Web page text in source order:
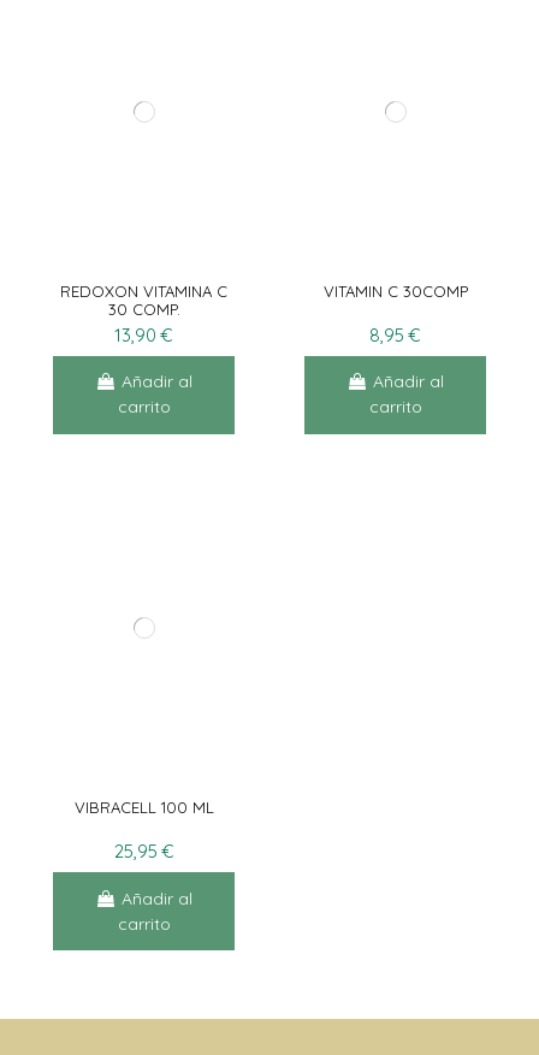
REDOXON VITAMINA C
30 COMP.
EFFERVESCENTE
13,90 €
Añadir al
carrito
VITAMIN C 30COMP
8,95 €
Añadir al
carrito
VIBRACELL 100 ML
25,95 €
Añadir al
carrito